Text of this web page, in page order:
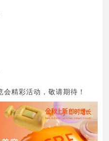
精彩活动，敬请期待！